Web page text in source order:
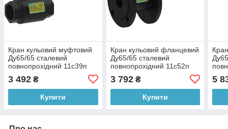
Кран кульовий муфтовий
Ду65/65 сталевий
повнопрохідний 11с39п
3 492 ₴
Купити
Кран кульовий фланцевий
Ду65/65 сталевий
повнопрохідний 11с52п
3 792₴
Купити
5